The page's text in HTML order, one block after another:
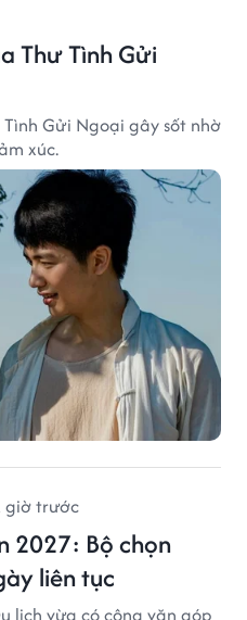
Thư Tình Gửi
Gửi Ngoại gây sốt nhờ
xúc.
giờ trước
2027: Bộ chọn
liên tục
lịch vừa có công văn góp